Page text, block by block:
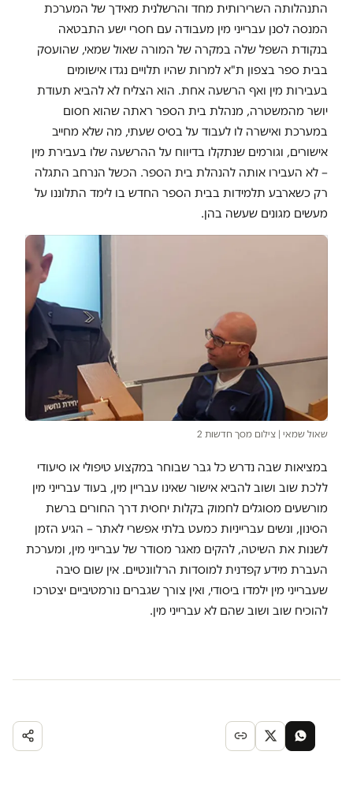
התנהלותה השרירותית מחד והרשלנית מאידך של המערכת
המנסה לסנן עברייני מין מעבודה עם חסרי ישע התבטאה
בנקודת השפל שלה במקרה של המורה שאול שמאי, שהועסק
בבית ספר בצפון ת"א למרות שהיו תלויים נגדו אישומים
בעבירות מין ואף הרשעה אחת. הוא הצליח לא להביא תעודת
יושר מהמשטרה, מנהלת בית הספר ראתה שהוא חסום
במערכת ואישרה לו לעבוד על בסיס שעתי, מה שלא מחייב
אישורים, וגורמים שנתקלו בדיווח על ההרשעה שלו בעבירת מין
– לא העבירו אותה להנהלת בית הספר. הכשל הנרחב התגלה
רק כשארבע תלמידות בבית הספר החדש בו לימד התלוננו על
מעשים מגונים שעשה בהן.
שאול שמאי | צילום מסך חדשות 2
במציאות שבה נדרש כל גבר שבוחר במקצוע טיפולי או סיעודי
ללכת שוב ושוב להביא אישור שאינו עבריין מין, בעוד עברייני מין
מורשעים מסוגלים לחמוק בקלות יחסית דרך החורים ברשת
הסינון, ונשים עברייניות כמעט בלתי אפשרי לאתר – הגיע הזמן
לשנות את השיטה, להקים מאגר מסודר של עברייני מין, ומערכת
העברת מידע קפדנית למוסדות הרלוונטיים. אין שום סיבה
שעברייני מין ילמדו ביסודי, ואין צורך שגברים נורמטיביים יצטרכו
להוכיח שוב ושוב שהם לא עברייני מין.